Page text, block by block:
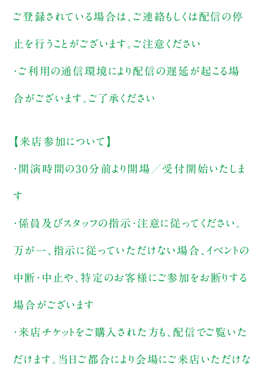
ご登録されている場合は、ご連絡もしくは配信の停
止を行うことがございます。ご注意ください
・ご利用の通信環境により配信の遅延が起こる場
合がございます。ご了承ください
【来店参加について】
・開演時間の30分前より開場／受付開始いたしま
す
・係員及びスタッフの指示・注意に従ってください。
万が一、指示に従っていただけない場合、イベントの
中断・中止や、特定のお客様にご参加をお断りする
場合がございます
・来店チケットをご購入された方も、配信でご覧いた
だけます。当日ご都合により会場にご来店いただけな